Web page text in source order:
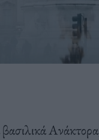
βασιλικά